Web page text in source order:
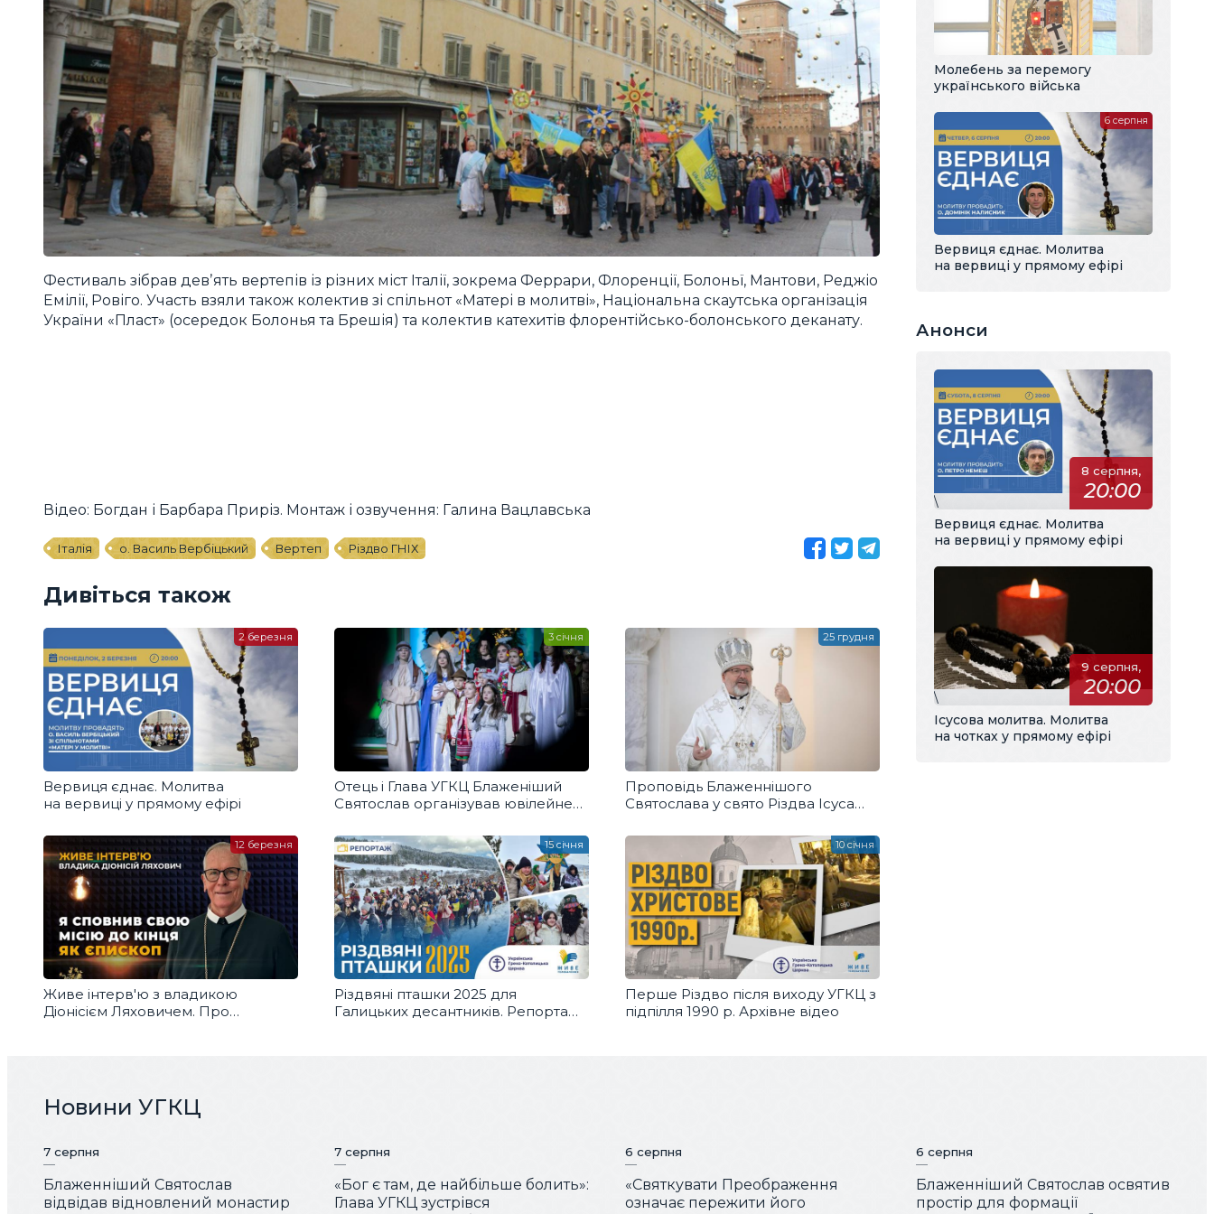
Фестиваль зібрав девʼять вертепів із різних міст Італії, зокрема Феррари, Флоренції, Болоньї, Мантови, Реджіо
Емілії, Ровіго. Участь взяли також колектив зі спільнот «Матері в молитві», Національна скаутська організація
України «Пласт» (осередок Болонья та Брешія) та колектив катехитів флорентійсько-болонського деканату.
Відео: Богдан і Барбара Приріз. Монтаж і озвучення: Галина Вацлавська
Італія о. Василь Вербіцький Вертеп Різдво ГНІХ
Дивіться також
Вервиця єднає. Молитва
на вервиці у прямому ефірі
2 березня
Отець і Глава УГКЦ Блаженіший
Святослав організував ювілейне
3 січня
Проповідь Блаженнішого
Святослава у свято Різдва Ісуса
25 грудня
Живе інтерв'ю з владикою
Діоніcієм Ляховичем. Про
12 березня
Різдвяні пташки 2025 для
Галицьких десантників. Репортаж
15 січня
Перше Різдво після виходу УГКЦ з
підпілля 1990 р. Архівне відео
10 січня
Молебень за перемогу
українського війська
Вервиця єднає. Молитва
на вервиці у прямому ефірі
6 серпня
Анонси
8 серпня,
20:00
\
Вервиця єднає. Молитва
на вервиці у прямому ефірі
9 серпня,
20:00
\
Ісусова молитва. Молитва
на чотках у прямому ефірі
Новини УГКЦ
7 серпня
Блаженніший Святослав
відвідав відновлений монастир
7 серпня
«Бог є там, де найбільше болить»:
Глава УГКЦ зустрівся
6 серпня
«Святкувати Преображення
означає пережити його
6 серпня
Блаженніший Святослав освятив
простір для формації